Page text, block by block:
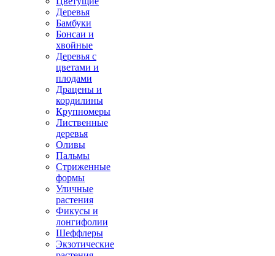
Деревья
Бамбуки
Бонсаи и
хвойные
Деревья с
цветами и
плодами
Драцены и
кордилины
Крупномеры
Лиственные
деревья
Оливы
Пальмы
Стриженные
формы
Уличные
растения
Фикусы и
лонгифолии
Шеффлеры
Экзотические